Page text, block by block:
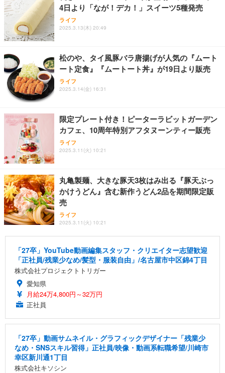
4日より「なが！デカ！」スイーツ5種発売
ライフ
2025.3.13(木) 20:49
松のや、タイ風豚バラ唐揚げが人気の『ムート
ート定食』『ムートート丼』が19日より販売
ライフ
2025.3.14(金) 16:31
限定プレート付き！ピーターラビットガーデン
カフェ、10周年特別アフタヌーンティー販売
ライフ
2025.3.11(火) 10:21
丸亀製麺、大きな豚天3枚はみ出る『豚天ぶっ
かけうどん』含む新作うどん2品を期間限定販
売
ライフ
2025.3.11(火) 10:21
「27卒」YouTube動画編集スタッフ・クリエイター志望歓迎
「正社員/残業少なめ/髪型・服装自由」/名古屋市中区錦4丁目
株式会社プロジェクトトリガー
愛知県
月給24万4,800円～32万円
正社員
「27卒」動画サムネイル・グラフィックデザイナー「残業少
なめ・SNSスキル習得」正社員/映像・動画系転職希望/川崎市
幸区新川通1丁目
株式会社キソシン